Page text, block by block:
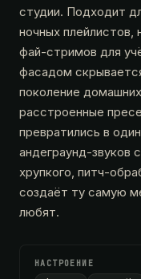
студии. Подходит
ночных плейлистов,
фай-стримов для
фасадом
поколение
расстроенные
превратились в
андеграунд-звуков
хрупкого, питч-
создаёт ту самую
любят.
НАСТРОЕНИЕ